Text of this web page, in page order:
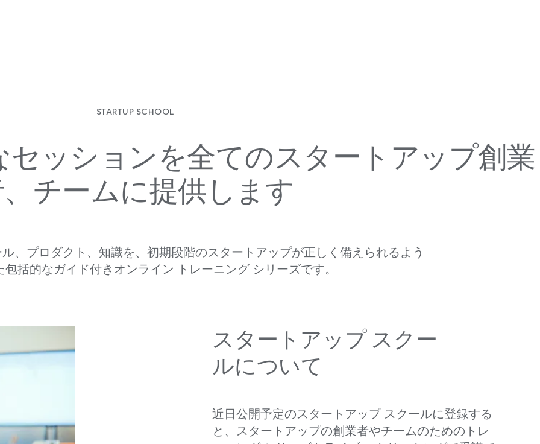
STARTUP SCHOOL
ッションを​全ての​スタートアップ創業
チームに​提供します
、​プロダクト、​知識を、​初期段階の​スタートアップが​正しく​備えられるよう
括的な​ガイド付きオンライン トレーニング シリーズです。
スタートアップ スクー
ルに​ついて
近日公開予定の​スタートアップ スクールに​登録する
と、​スタートアップの​創業者や​チームの​ための​トレ